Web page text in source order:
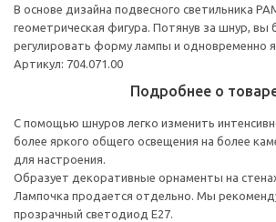
В основе дизайна подвесного светильника
геометрическая фигура. Потянув за шнур, вы
регулировать форму лампы и одновременно
Артикул: 704.071.00
Подробнее о
С помощью шнуров легко изменить
более яркого общего освещения на более
для настроения.
Образует декоративные орнаменты на
Лампочка продается отдельно. Мы
прозрачный светодиод E27.